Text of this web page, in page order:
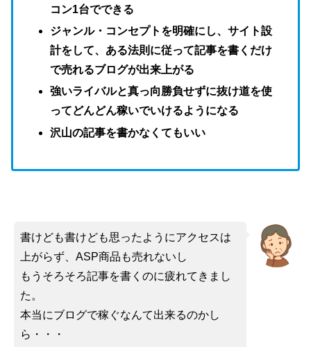
コン1台でできる
ジャンル・コンセプトを明確にし、サイト設
計をして、ある法則に従って記事を書くだけ
で売れるブログが出来上がる
強いライバルと真っ向勝負せずに抜け道を使
ってどんどん稼いでいけるようになる
沢山の記事を書かなくてもいい
書けども書けども思ったようにアクセスは
上がらず、ASP商品も売れないし
もうそろそろ記事を書くのに疲れてきまし
た。
本当にブログで稼ぐなんて出来るのかし
ら・・・